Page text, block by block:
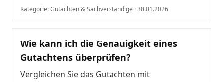
Kategorie: Gutachten & Sachverständige · 30.01.2026
Wie kann ich die Genauigkeit eines
Gutachtens überprüfen?
Vergleichen Sie das Gutachten mit